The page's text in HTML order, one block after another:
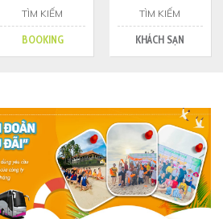
TÌM KIẾM
BOOKING
TÌM KIẾM
KHÁCH SẠN